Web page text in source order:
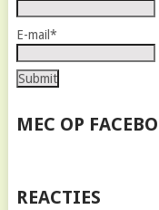
E-mail*
MEC OP
REACTIES